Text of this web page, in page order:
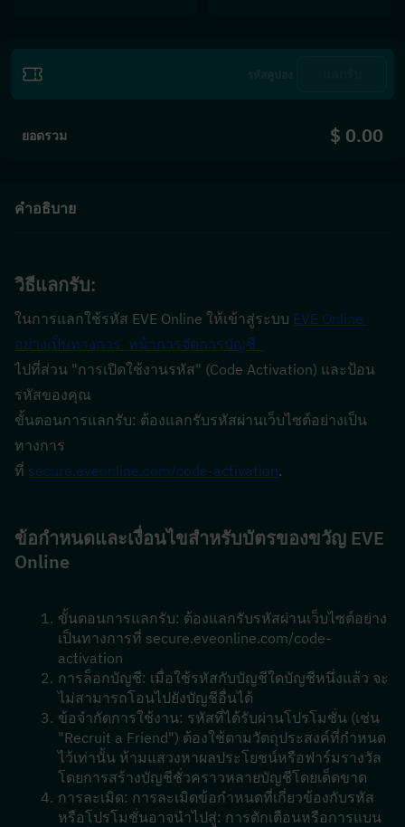
ยอดรวม $ 0.00
คำอธิบาย
วิธีแลกรับ:
ในการแลกใช้รหัส EVE Online ให้เข้าสู่ระบบ EVE Online
อย่างเป็นทางการ
  หน้าการจัดการบัญชี
ไปที่ส่วน "การเปิดใช้งานรหัส" (Code Activation) และป้อน
รหัสของคุณ
ขั้นตอนการแลกรับ: ต้องแลกรับรหัสผ่านเว็บไซต์อย่างเป็น
ทางการ
ที่ secure.eveonline.com/code-activation.
ข้อกำหนดและเงื่อนไขสำหรับบัตรของขวัญ EVE
Online
ขั้นตอนการแลกรับ: ต้องแลกรับรหัสผ่านเว็บไซต์อย่าง
เป็นทางการที่ secure.eveonline.com/code-
activation
การล็อกบัญชี: เมื่อใช้รหัสกับบัญชีใดบัญชีหนึ่งแล้ว จะ
ไม่สามารถโอนไปยังบัญชีอื่นได้
ข้อจำกัดการใช้งาน: รหัสที่ได้รับผ่านโปรโมชั่น (เช่น
"Recruit a Friend") ต้องใช้ตามวัตถุประสงค์ที่กำหนด
ไว้เท่านั้น ห้ามแสวงหาผลประโยชน์หรือฟาร์มรางวัล
โดยการสร้างบัญชีชั่วคราวหลายบัญชีโดยเด็ดขาด
การละเมิด: การละเมิดข้อกำหนดที่เกี่ยวข้องกับรหัส
หรือโปรโมชั่นอาจนำไปสู่: การตักเตือนหรือการแบน